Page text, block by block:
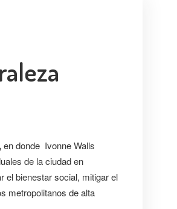
en donde Ivonne Walls
de la ciudad en
el bienestar social, mitigar el
metropolitanos de alta